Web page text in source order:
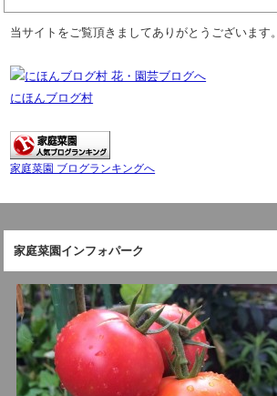
当サイトをご覧頂きましてありがとうございます。
にほんブログ村
家庭菜園 ブログランキングへ
家庭菜園インフォパーク